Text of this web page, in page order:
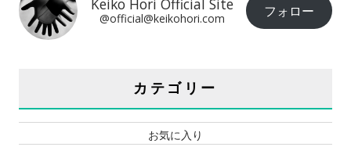
Keiko Hori Official Site
@official@keikohori.com フォロー
カテゴリー
お気に入り